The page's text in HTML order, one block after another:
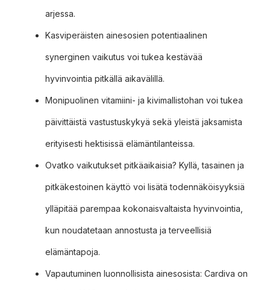
arjessa.
Kasviperäisten ainesosien potentiaalinen
synerginen vaikutus voi tukea kestävää
hyvinvointia pitkällä aikavälillä.
Monipuolinen vitamiini- ja kivimallistohan voi tukea
päivittäistä vastustuskykyä sekä yleistä jaksamista
erityisesti hektisissä elämäntilanteissa.
Ovatko vaikutukset pitkäaikaisia? Kyllä, tasainen ja
pitkäkestoinen käyttö voi lisätä todennäköisyyksiä
ylläpitää parempaa kokonaisvaltaista hyvinvointia,
kun noudatetaan annostusta ja terveellisiä
elämäntapoja.
Vapautuminen luonnollisista ainesosista: Cardiva on